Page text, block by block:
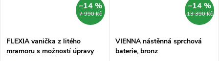
7 990 Kč
–14 %
FLEXIA vanička z litého
mramoru s možností úpravy
13 390 Kč
–14 %
VIENNA nástěnná sprchová
baterie, bronz